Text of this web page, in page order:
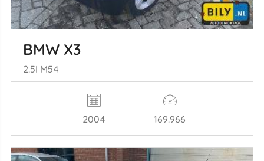
BMW X3
2.5I M54
2004 169.966